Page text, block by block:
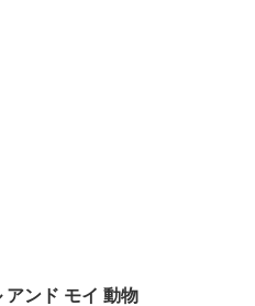
アンド モイ 動物